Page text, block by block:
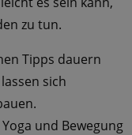
zu tun.
Tipps dauern
sich
und Bewegung